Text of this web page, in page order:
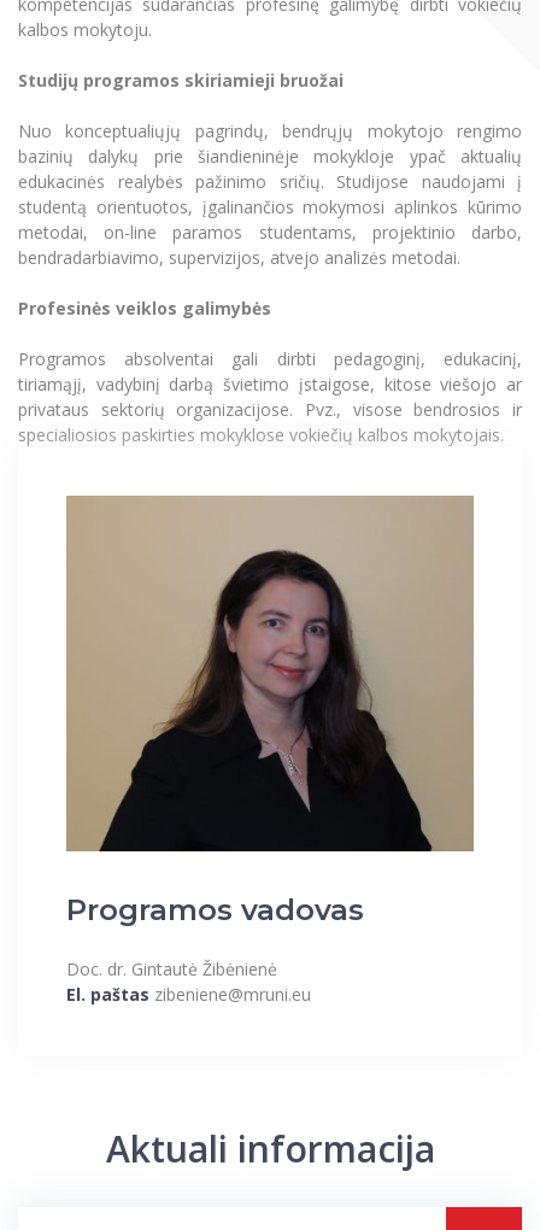
Vilniaus Karaliaus Sedžiongo institutas
Frankofoniškų šalių studijų centras
Frankofoniškų šalių studijų centras
Korupcijos prevencija
Informacinė sistema "Studijos"
Daugiafaktorinė autentifikacija universiteto
Mokslininkų profiliai "CRIS"
Bendruomenės gerovė
Darbuotojų kvalifikacijos kėlimas
MRU norminių teisės aktų duomenų bazė
eDVS
MRU mobilios programėlės
Pagalbos sistema
Profesinė sąjunga
Švietimo, kultūros vadovų MPA
Teisės LL.M.
Papildomosios studijos
Pedagogų rengimas
Doktorantūros studijos
Profesinės bakalauro studijos
kalbos mokytoju.
Studijų programos skiriamieji bruožai
Nuo konceptualiųjų pagrindų, bendrųjų mokytojo rengimo
bazinių dalykų prie šiandieninėje mokykloje ypač aktualių
edukacinės realybės pažinimo sričių. Studijose naudojami į
studentą orientuotos, įgalinančios mokymosi aplinkos kūrimo
metodai, on-line paramos studentams, projektinio darbo,
bendradarbiavimo, supervizijos, atvejo analizės metodai.
Profesinės veiklos galimybės
Programos absolventai gali dirbti pedagoginį, edukacinį,
tiriamąjį, vadybinį darbą švietimo įstaigose, kitose viešojo ar
privataus sektorių organizacijose. Pvz., visose bendrosios ir
specialiosios paskirties mokyklose vokiečių kalbos mokytojais.
Programos vadovas
Doc. dr. Gintautė Žibėnienė
El. paštas zibeniene@mruni.eu
Aktuali informacija